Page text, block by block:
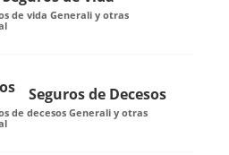
de vida Generali y otras
Seguros de Decesos
de decesos Generali y otras